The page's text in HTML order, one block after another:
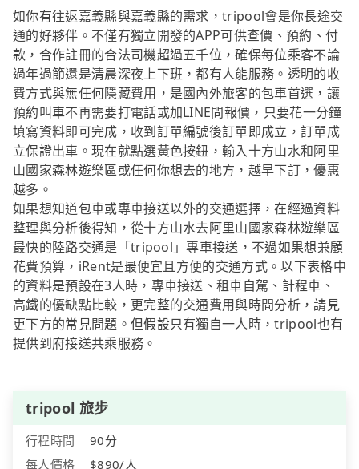
如你有往返嘉義縣與嘉義縣的需求，tripool會是你長途交
通的好夥伴。不僅有獨立開發的APP可供查價、預約、付
款，合作註冊的合法司機超過五千位，確保每位乘客不論
過年過節還是清晨深夜上下班，都有人能服務。透明的收
費方式與無任何隱藏費用，是國內外旅客的包車首選，讓
預約叫車不再需要打電話或加LINE問報價，只要花一分鐘
填寫資料即可完成，收到訂單編號後訂單即成立，訂單成
立保證出車。現在就點選黃色按鈕，輸入十方山水和阿里
山國家森林遊樂區或任何你想去的地方，越早下訂，優惠
越多。
如果想知道包車或專車接送以外的交通選擇，在經過資料
整理與分析後得知，從十方山水去阿里山國家森林遊樂區
最快的陸路交通是「tripool」專車接送，不過如果想兼顧
花費預算，iRent是最便宜且方便的交通方式。以下表格中
的資料是預設在3人時，專車接送、租車自駕、計程車、
高鐵的優缺點比較，更完整的交通費用與時間分析，請見
更下方的常見問題。但假設只有獨自一人時，tripool也有
提供到府接送共乘服務。
tripool 旅步
行程時間
90分
每人價格
$890/人